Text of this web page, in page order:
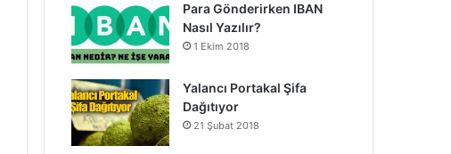
Para Gönderirken IBAN
Nasıl Yazılır?
1 Ekim 2018
Yalancı Portakal Şifa
Dağıtıyor
21 Şubat 2018